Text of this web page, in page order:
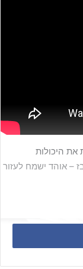
היכולות
– אוהד ישמח לעזור